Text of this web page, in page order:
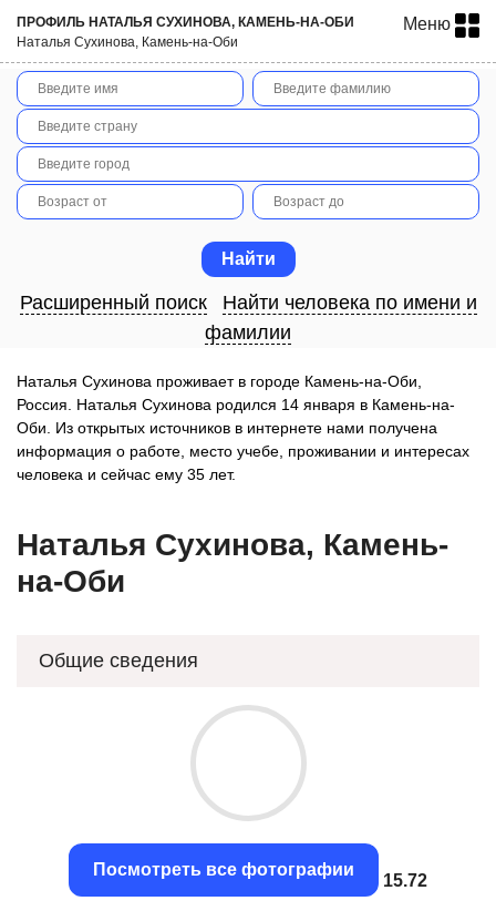
ПРОФИЛЬ НАТАЛЬЯ СУХИНОВА, КАМЕНЬ-НА-ОБИ
Наталья Сухинова, Камень-на-Оби
Меню
Расширенный поиск
Найти человека по имени и
фамилии
Наталья Сухинова проживает в городе Камень-на-Оби,
Россия. Наталья Сухинова родился 14 января в Камень-на-
Оби. Из открытых источников в интернете нами получена
информация о работе, место учебе, проживании и интересах
человека и сейчас ему 35 лет.
Наталья Сухинова, Камень-
на-Оби
Общие сведения
Посмотреть все фотографии
15.45